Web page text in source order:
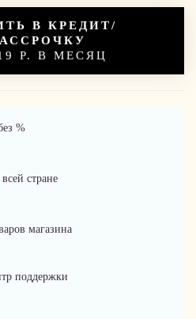
В КРЕДИТ/
Р. В МЕСЯЦ
%
стране
магазина
поддержки